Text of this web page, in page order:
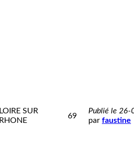
LOIRE SUR
RHONE
69
Publié le 26-
par faustine